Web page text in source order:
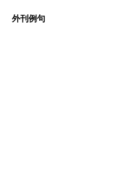
外刊例句